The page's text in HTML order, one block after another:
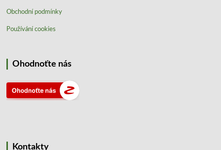
Obchodní podmínky
Používání cookies
Ohodnoťte nás
Kontakty